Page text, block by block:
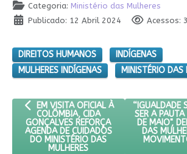
Categoria: Ministério das Mulheres
Publicado: 12 Abril 2024
Acessos:
DIREITOS HUMANOS
INDÍGENAS
MULHERES INDÍGENAS
MINISTÉRIO DAS
ARTIGO ANTERIOR: EM VISITA OFICIAL À
EM VISITA OFICIAL À
COLÔMBIA, CIDA
GONÇALVES REFORÇA
AGENDA DE CUIDADOS
DO MINISTÉRIO DAS
MULHERES
PRÓXIMO
“IGUALDADE
SER A
DE MAIO",
DAS